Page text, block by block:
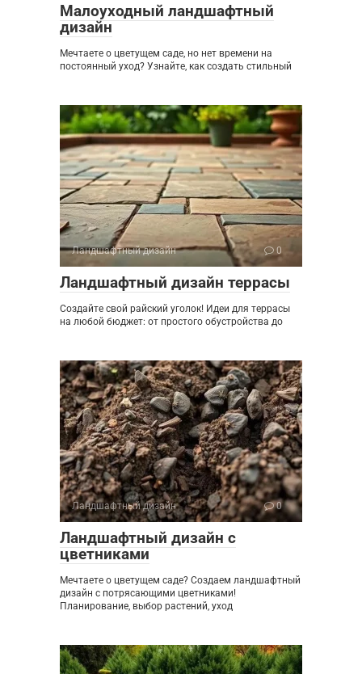
Малоуходный ландшафтный
дизайн
Мечтаете о цветущем саде, но нет времени на
постоянный уход? Узнайте, как создать стильный
Ландшафтный дизайн 0
Ландшафтный дизайн террасы
Создайте свой райский уголок! Идеи для террасы
на любой бюджет: от простого обустройства до
Ландшафтный дизайн 0
Ландшафтный дизайн с
цветниками
Мечтаете о цветущем саде? Создаем ландшафтный
дизайн с потрясающими цветниками!
Планирование, выбор растений, уход